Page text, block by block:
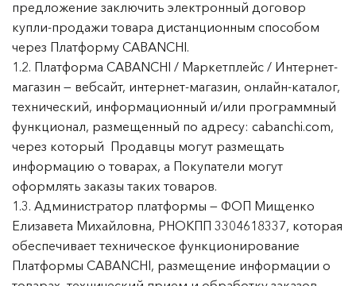
предложение заключить электронный договор
купли-продажи товара дистанционным способом
через Платформу CABANCHI.
1.2. Платформа CABANCHI / Маркетплейс / Интернет-
магазин — вебсайт, интернет-магазин, онлайн-каталог,
технический, информационный и/или программный
функционал, размещенный по адресу: cabanchi.com,
через который Продавцы могут размещать
информацию о товарах, а Покупатели могут
оформлять заказы таких товаров.
1.3. Администратор платформы — ФОП Мищенко
Елизавета Михайловна, РНОКПП 3304618337, которая
обеспечивает техническое функционирование
Платформы CABANCHI, размещение информации о